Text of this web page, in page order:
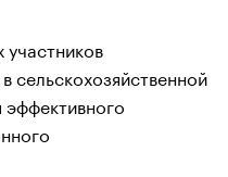
участников
сельскохозяйственной
эффективного